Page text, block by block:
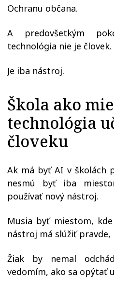
Ochranu občana.
A predovšetkým
technológia nie je človek.
Je iba nástroj.
Škola ako
technológia
človeku
Ak má byť AI v školách
nesmú byť iba
používať nový nástroj.
Musia byť miestom,
nástroj má slúžiť pravde,
Žiak by nemal
vedomím, ako sa opýtať